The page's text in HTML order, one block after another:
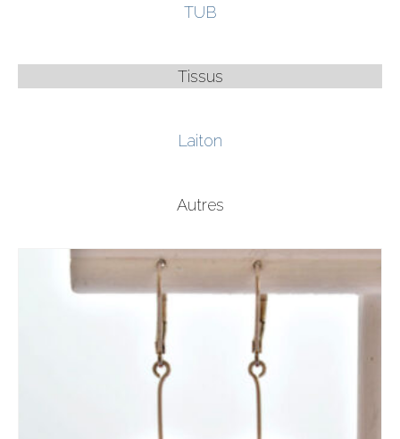
TUB
Tissus
Laiton
Autres